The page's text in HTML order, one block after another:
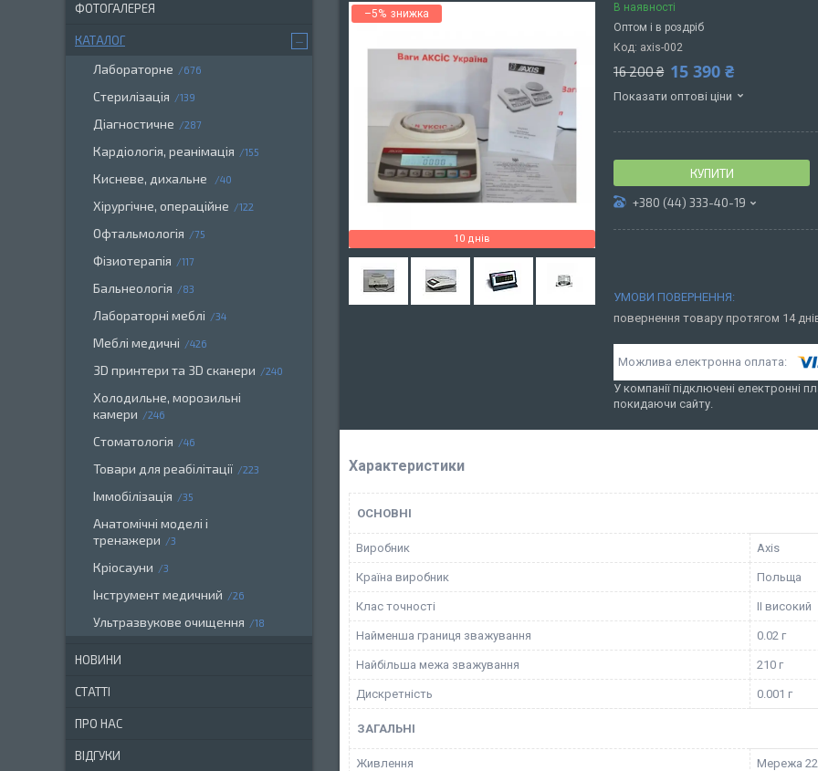
–5%
10 днів
В наявності
Оптом і в роздріб
Код: axis-002
16 200 ₴ 15 390 ₴
Показати оптові ціни
КУПИТИ
+380 (44) 333-40-19
повернення товару протягом 14
У компанії підключені електронні
покидаючи сайту.
Характеристики
ОСНОВНІ
Виробник Axis
Країна виробник Польща
Клас точності II високий
Найменша границя зважування 0.02 г
Найбільша межа зважування 210 г
Дискретність 0.001 г
ЗАГАЛЬНІ
Живлення Мережа
ФОТОГАЛЕРЕЯ
КАТАЛОГ
Лабораторне 676
Стерилізація 139
Діагностичне 287
Кардіологія, реанімація 155
Кисневе, дихальне 40
Хірургічне, операційне 122
Офтальмологія 75
Фізиотерапія 117
Бальнеологія 83
Лабораторні меблі 34
Меблі медичні 426
3D принтери та 3D сканери 240
Холодильне, морозильні
камери
246
Стоматологія 46
Товари для реабілітації 223
Іммобілізація 35
Анатомічні моделі і
тренажери
3
Кріосауни 3
Інструмент медичний 26
Ультразвукове очищення 18
НОВИНИ
СТАТТІ
ПРО НАС
ВІДГУКИ